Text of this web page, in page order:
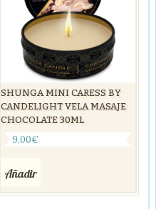
SHUNGA MINI CARESS BY
CANDELIGHT VELA MASAJE
CHOCOLATE 30ML
9,00€
Añadir